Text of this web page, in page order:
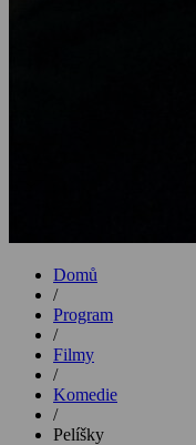
Domů
/
Program
/
Filmy
/
Komedie
/
Pelíšky